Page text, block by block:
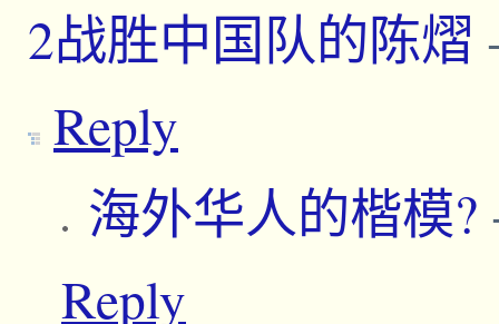
2战胜中国队的陈熠
Reply
海外华人的楷模?
Reply